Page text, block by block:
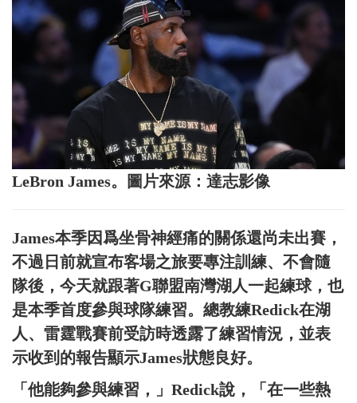
LeBron James。圖片來源：達志影像
James本季因爲坐骨神經痛的關係還尚未出賽，
不過日前就宣布客場之旅要專注訓練、不會隨
隊後，今天就跟著G聯盟南灣湖人一起練球，也
是本季首度參與球隊練習。總教練Redick在湖
人、雷霆戰賽前受訪時透露了練習情況，並表
示收到的報告顯示James狀態良好。
「他能夠參與練習，」Redick說，「在一些熱